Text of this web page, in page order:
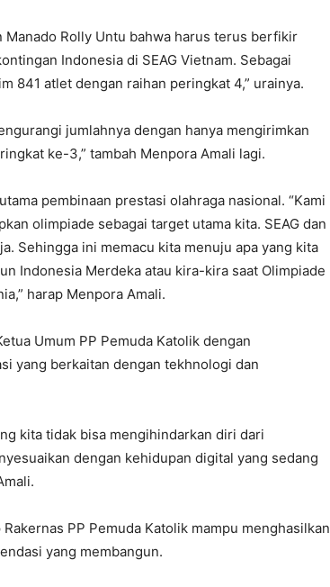
Manado Rolly Untu bahwa harus terus berfikir
Indonesia di SEAG Vietnam. Sebagai
841 atlet dengan raihan peringkat 4,” urainya.
jumlahnya dengan hanya mengirimkan
ke-3,” tambah Menpora Amali lagi.
pembinaan prestasi olahraga nasional. “Kami
olimpiade sebagai target utama kita. SEAG dan
Sehingga ini memacu kita menuju apa yang kita
Indonesia Merdeka atau kira-kira saat Olimpiade
harap Menpora Amali.
Umum PP Pemuda Katolik dengan
yang berkaitan dengan tekhnologi dan
kita tidak bisa mengihindarkan diri dari
dengan kehidupan digital yang sedang
PP Pemuda Katolik mampu menghasilkan
yang membangun.